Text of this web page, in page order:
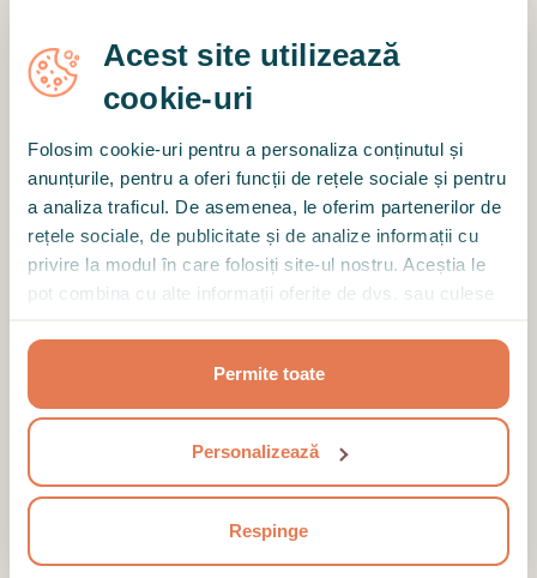
Acest site utilizează
cookie-uri
Folosim cookie-uri pentru a personaliza conținutul și
anunțurile, pentru a oferi funcții de rețele sociale și pentru
a analiza traficul. De asemenea, le oferim partenerilor de
rețele sociale, de publicitate și de analize informații cu
privire la modul în care folosiți site-ul nostru. Aceștia le
pot combina cu alte informații oferite de dvs. sau culese
Permite toate
Personalizează
Respinge
cel mai mult este felul în care vorbește. Vocea
calmă, răbdarea și modul ei liniștitor de a
ca procesul terapeutic să fie mai ușor și mai
firesc. Plec de la fiecare ședință cu mai multă
claritate, mai multă liniște și cu sentimentul că
am făcut încă un pas important spre mine
însămi. O recomand din toată inima oricui își
dorește un terapeut empatic, autentic și
autocunoaștere și vindecare.
”Creez un spațiu sigur și blând pentru a naviga